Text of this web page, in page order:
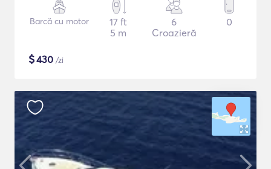
Barcă cu motor
17 ft
5 m
6
Croazieră
0
$430 /zi